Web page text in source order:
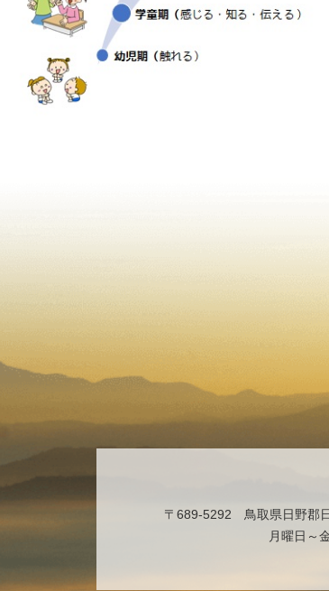
〒689-5292 鳥取県日野郡
月曜日～